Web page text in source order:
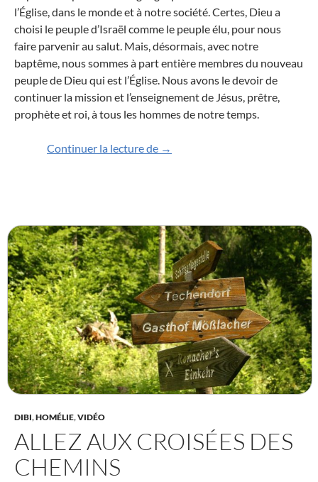
l’Église, dans le monde et à notre société. Certes, Dieu a
choisi le peuple d’Israël comme le peuple élu, pour nous
faire parvenir au salut. Mais, désormais, avec notre
baptême, noussommes à part entière membresdu nouveau
peuple de Dieu qui est l’Église. Nous avons le devoir de
continuer la mission et l’enseignement de Jésus, prêtre,
prophète et roi, à tous les hommes de notre temps.
Continuer la lecture de Baptisés et envoyés comme
→
DIBI,HOMÉLIE,VIDÉO
ALLEZ AUX CROISÉES DES
CHEMINS